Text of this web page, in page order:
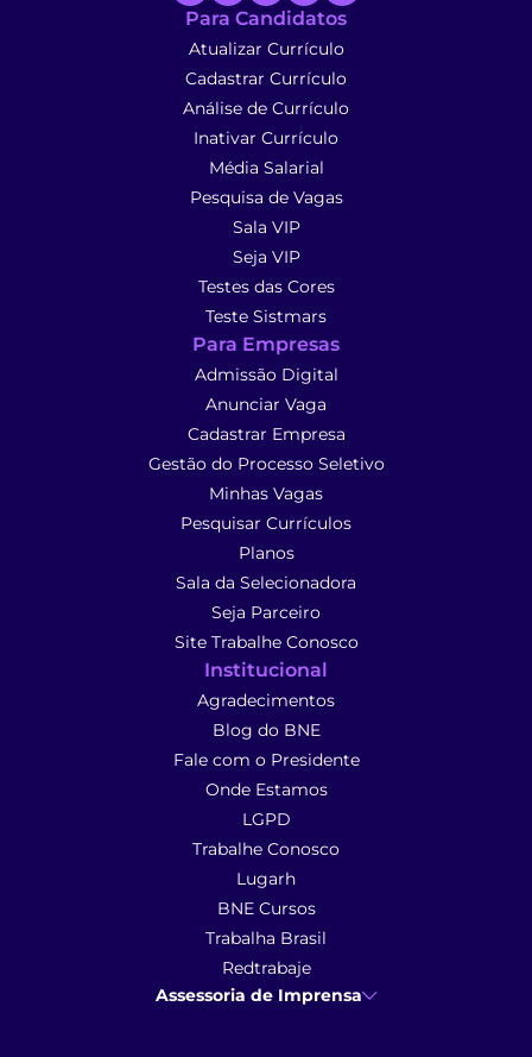
Para Candidatos
Atualizar Currículo
Cadastrar Currículo
Análise de Currículo
Inativar Currículo
Média Salarial
Pesquisa de Vagas
Sala VIP
Seja VIP
Testes das Cores
Teste Sistmars
Para Empresas
Admissão Digital
Anunciar Vaga
Cadastrar Empresa
Gestão do Processo Seletivo
Minhas Vagas
Pesquisar Currículos
Planos
Sala da Selecionadora
Seja Parceiro
Site Trabalhe Conosco
Institucional
Agradecimentos
Blog do BNE
Fale com o Presidente
Onde Estamos
LGPD
Trabalhe Conosco
Lugarh
BNE Cursos
Trabalha Brasil
Redtrabaje
Assessoria de Imprensa